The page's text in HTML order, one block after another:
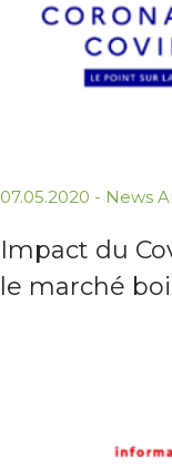
07.05.2020 - News
Impact du
le marché